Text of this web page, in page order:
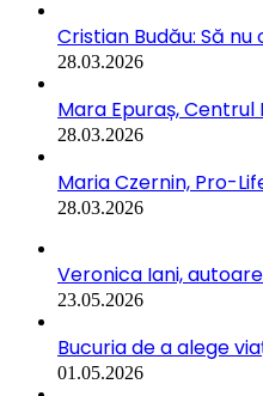
Cristian Budău: Să
28.03.2026
Mara Epuraș,
28.03.2026
Maria Czernin, Pro-
28.03.2026
Veronica Iani,
23.05.2026
Bucuria de a alege
01.05.2026